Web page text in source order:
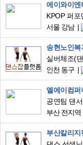
에이와이엔
서울 강남
송현노인복
인천 동구
엘에이컴퍼
공연팀 댄
부산 전지역
부산칼리지